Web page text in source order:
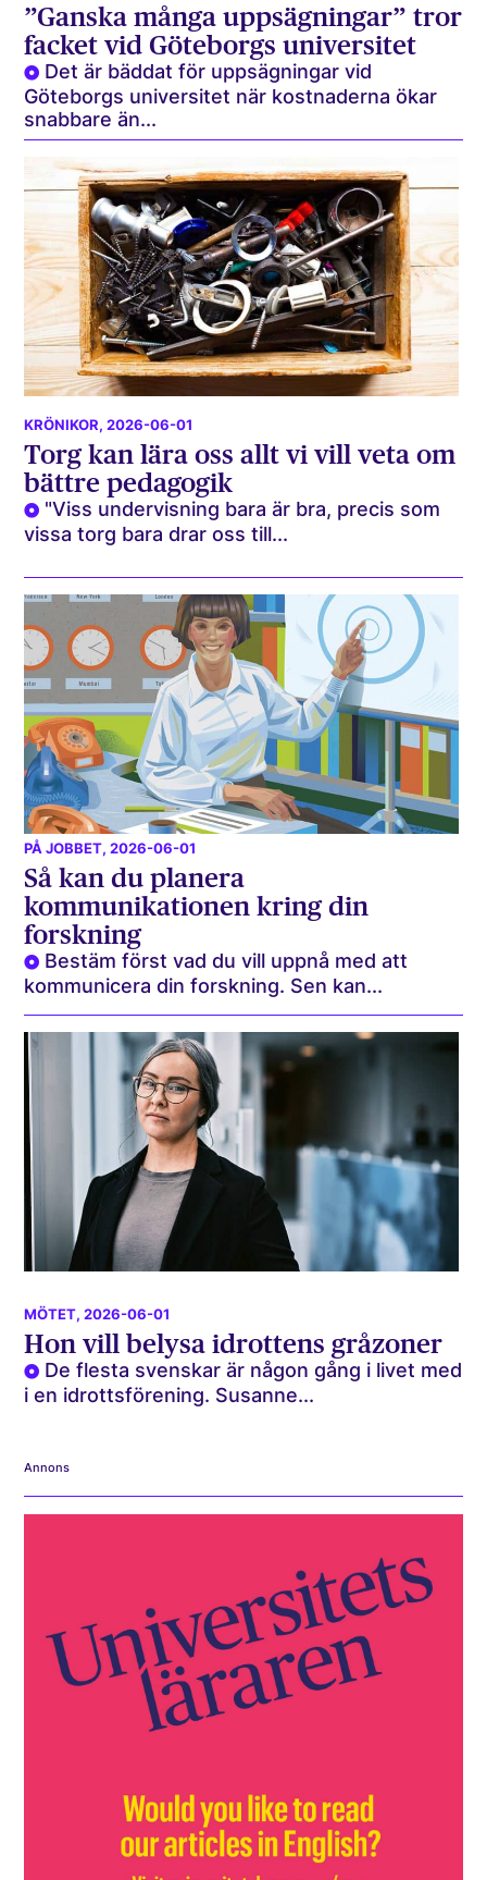
”Ganska många uppsägningar” tror
facket vid Göteborgs universitet
Det är bäddat för uppsägningar vid
Göteborgs universitet när kostnaderna ökar
snabbare än...
KRÖNIKOR, 2026-06-01
Torg kan lära oss allt vi vill veta om
bättre pedagogik
"Viss undervisning bara är bra, precis som
vissa torg bara drar oss till...
PÅ JOBBET, 2026-06-01
Så kan du planera
kommunikationen kring din
forskning
Bestäm först vad du vill uppnå med att
kommunicera din forskning. Sen kan...
MÖTET, 2026-06-01
Hon vill belysa idrottens gråzoner
De flesta svenskar är någon gång i livet med
i en idrottsförening. Susanne...
Annons